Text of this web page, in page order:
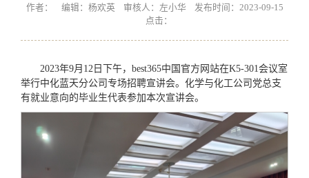
作者： 编辑：杨欢英 审核人：左小华 发布时间：2023-09-15
点击：
2023年9月12日下午，best365中国官方网站在K5-301会议室
举行中化蓝天分公司专场招聘宣讲会。化学与化工公司党总支
有就业意向的毕业生代表参加本次宣讲会。